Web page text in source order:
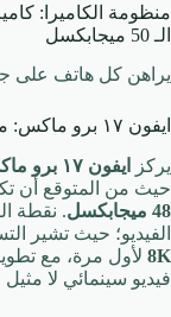
الـ 50 ميجابكسل
يراهن كل هاتف على
ايفون ١٧ برو ماكس: ملك تسجيل الفيديو 8K وجودة ProRAW
يركز
ايفون ١٧ برو ماكس
حيث من المتوقع أن
48 ميجابكسل. نقطة
الفيديو؛ حيث تشير
8K
فيديو سينمائي لا مثيل